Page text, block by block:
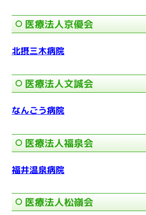
医療法人京優会
北摂三木病院
医療法人文誠会
なんごう病院
医療法人福泉会
福井温泉病院
医療法人松嶺会